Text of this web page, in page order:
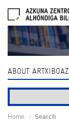
navigation
ABOUT ARTXIBOAZ
Home Search